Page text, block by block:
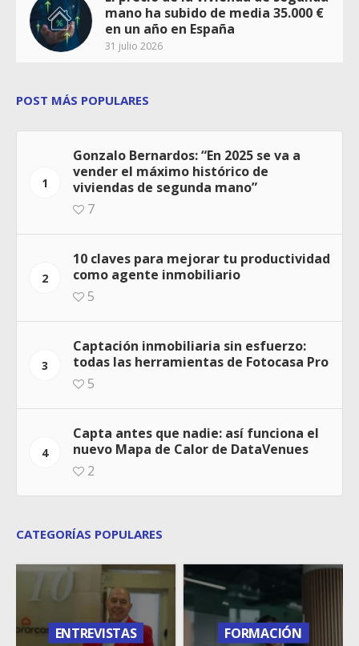
mano ha subido de media 35.000 €
en un año en España
31 julio 2026
POST MÁS POPULARES
1
Gonzalo Bernardos: “En 2025 se va a
vender el máximo histórico de
viviendas de segunda mano”
7
2
10 claves para mejorar tu productividad
como agente inmobiliario
5
3
Captación inmobiliaria sin esfuerzo:
todas las herramientas de Fotocasa Pro
5
4
Capta antes que nadie: así funciona el
nuevo Mapa de Calor de DataVenues
2
CATEGORÍAS POPULARES
ENTREVISTAS FORMACIÓN